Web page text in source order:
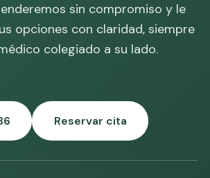
sin compromiso y le
opciones con claridad, siempre
colegiado a su lado.
Reservar cita